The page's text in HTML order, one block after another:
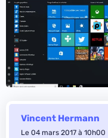
Vincent Hermann
Le 04 mars 2017 à 10h00